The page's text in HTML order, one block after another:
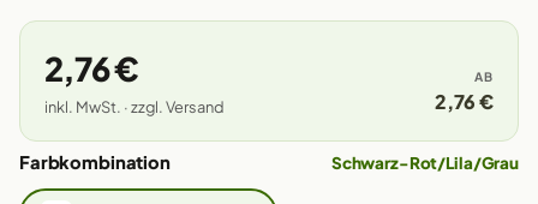
2,76 €
inkl. MwSt. · zzgl. Versand
AB
2,76 €
Farbkombination Schwarz-Rot/Lila/Grau